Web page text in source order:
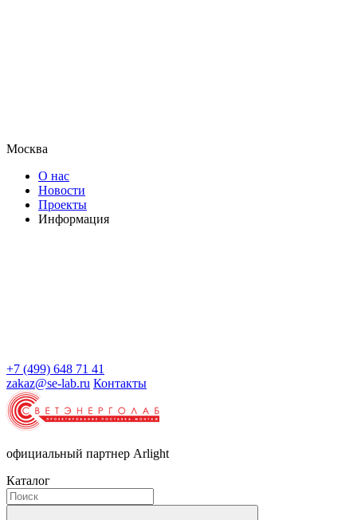
Москва
О нас
Новости
Проекты
Информация
+7 (499) 648 71 41
zakaz@se-lab.ru Контакты
официальный партнер Arlight
Каталог